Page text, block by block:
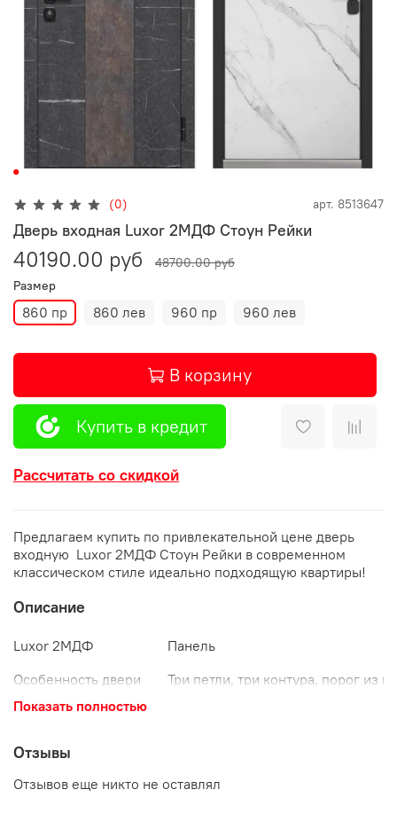
(0) арт. 8513647
Дверь входная Luxor 2МДФ Стоун Рейки
40190.00 руб
48700.00 руб
Размер
860 пр 860 лев 960 пр 960 лев
В корзину
Купить в кредит
Рассчитать со скидкой
Предлагаем купить по привлекательной цене дверь
входную Luxor 2МДФ Стоун Рейки в современном
классическом стиле идеально подходящую квартиры!
Описание
Luxor 2МДФ
Панель
Особенность двери
Три петли, три контура, порог из
Внешнее покрытие
Внутреннее покрытие
Толщина короба
128 мм
Показать полностью
Отзывы
Отзывов еще никто не оставлял